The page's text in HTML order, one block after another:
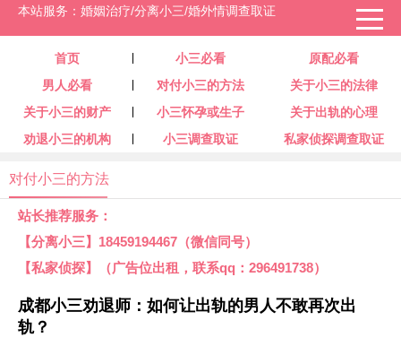
首页 小三必看
原配必看
男人必看
对付小三的方法
关于小三的法律
关于小三的财产
小三怀孕或生子
关于出轨的心理
劝退小三的机构
小三调查取证 私家侦探调查取证
本站服务：婚姻治疗/分离小三/婚外情调查取证
对付小三的方法
站长推荐服务：
【分离小三】18459194467（微信同号）
【私家侦探】（广告位出租，联系qq：296491738）
成都小三劝退师：如何让出轨的男人不敢再次出
轨？